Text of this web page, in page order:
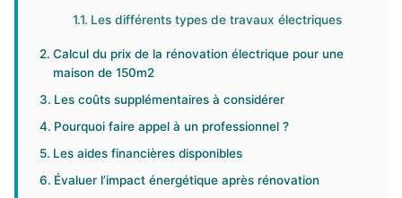
Les différents types de travaux électriques
Calcul du prix de la rénovation électrique pour une
maison de 150m2
Les coûts supplémentaires à considérer
Pourquoi faire appel à un professionnel ?
Les aides financières disponibles
Évaluer l’impact énergétique après rénovation